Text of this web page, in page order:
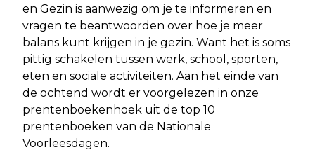
en Gezin is aanwezig om je te informeren en
vragen te beantwoorden over hoe je meer
balans kunt krijgen in je gezin. Want het is soms
pittig schakelen tussen werk, school, sporten,
eten en sociale activiteiten. Aan het einde van
de ochtend wordt er voorgelezen in onze
prentenboekenhoek uit de top 10
prentenboeken van de Nationale
Voorleesdagen.